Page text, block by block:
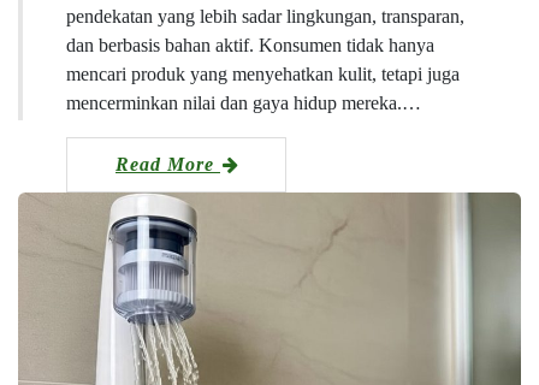
pendekatan yang lebih sadar lingkungan, transparan,
dan berbasis bahan aktif. Konsumen tidak hanya
mencari produk yang menyehatkan kulit, tetapi juga
mencerminkan nilai dan gaya hidup mereka.…
Read More